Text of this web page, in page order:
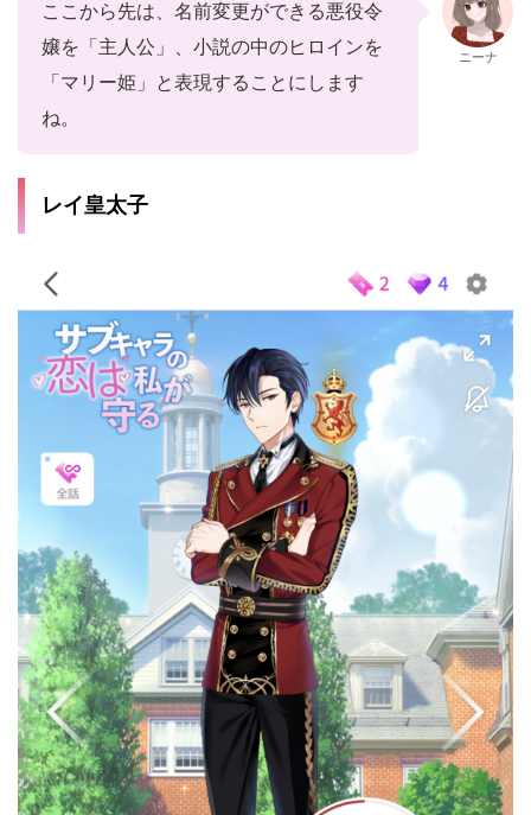
ここから先は、名前変更ができる悪役令
嬢を「主人公」、小説の中のヒロインを
「マリー姫」と表現することにします
ね。
ニーナ
レイ皇太子